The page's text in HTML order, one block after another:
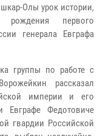
Олы урок истории,
первого
генерала Евграфа
группы по работе с
рассказал
империи и его
Евграфе Федотовиче
гвардии Российской